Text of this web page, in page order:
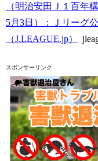
（明治安田Ｊ１百年
5月3日）：Ｊリーグ
（J.LEAGUE.jp）
スポンサーリンク